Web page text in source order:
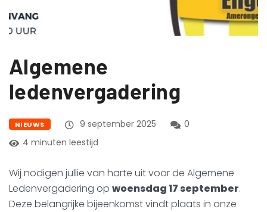
Algemene
ledenvergadering
NIEUWS 9 september 2025
0
4 minuten leestijd
Wij nodigen jullie van harte uit voor de Algemene
Ledenvergadering op woensdag 17 september.
Deze belangrijke bijeenkomst vindt plaats in onze